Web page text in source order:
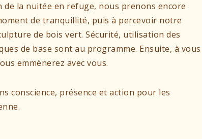
de la nuitée en refuge, nous prenons encore
de tranquillité, puis à percevoir notre
de bois vert. Sécurité, utilisation des
de base sont au programme. Ensuite, à vous
emmènerez avec vous.
conscience, présence et action pour les